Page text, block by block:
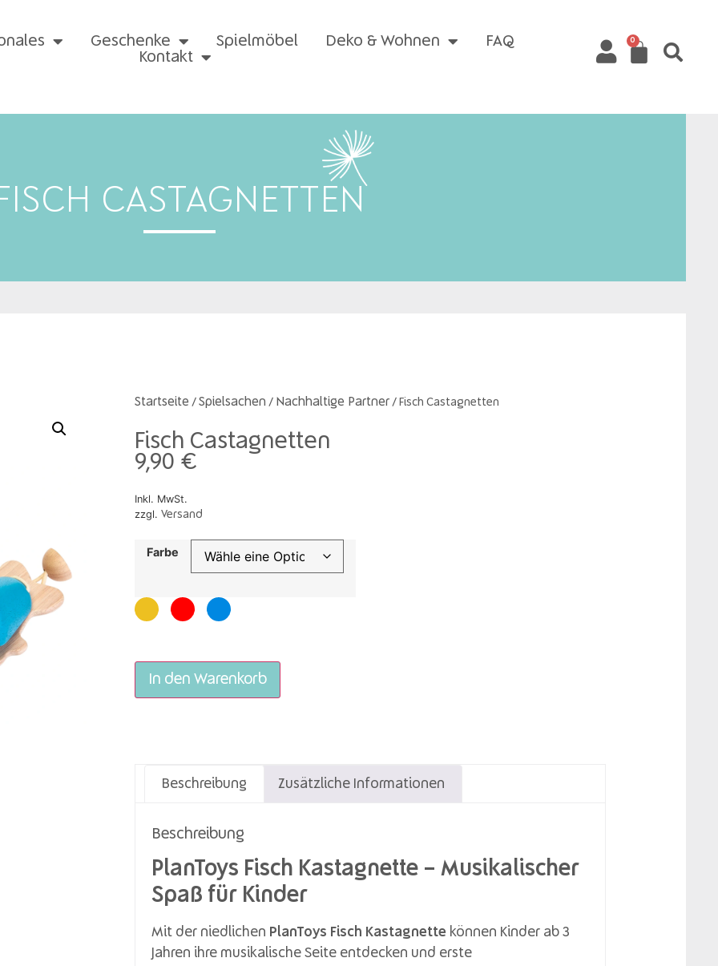
Geschenke Spielmöbel Deko & Wohnen
FAQ
Kontakt
0
CASTAGNETTEN
Startseite / Spielsachen / Nachhaltige Partner/ Fisch Castagnetten
Fisch Castagnetten
9,90 €
Inkl. MwSt.
zzgl. Versand
Farbe
In den Warenkorb
Beschreibung Zusätzliche Informationen
Beschreibung
PlanToys Fisch Kastagnette – Musikalischer
Spaß für Kinder
Mit der niedlichen PlanToys Fisch Kastagnette können Kinder ab 3
Jahren ihre musikalische Seite entdecken und erste